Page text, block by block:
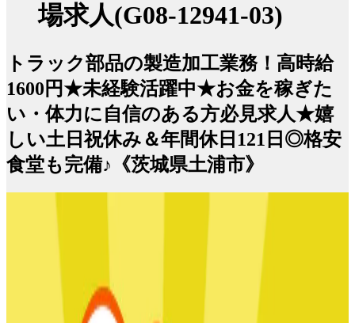
場求人(G08-12941-03)
トラック部品の製造加工業務！高時給
1600円★未経験活躍中★お金を稼ぎた
い・体力に自信のある方必見求人★嬉
しい土日祝休み＆年間休日121日◎格安
食堂も完備♪《茨城県土浦市》